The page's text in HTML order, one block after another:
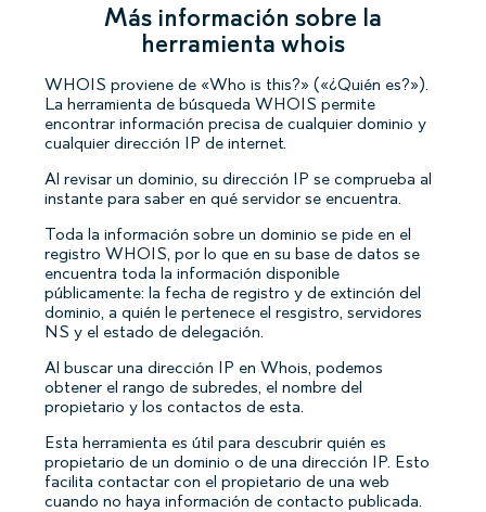
Más información sobre la
herramienta whois
WHOIS proviene de «Who is this?» («¿Quién es?»).
La herramienta de búsqueda WHOIS permite
encontrar información precisa de cualquier dominio y
cualquier dirección IP de internet.
Al revisar un dominio, su dirección IP se comprueba al
instante para saber en qué servidor se encuentra.
Toda la información sobre un dominio se pide en el
registro WHOIS, por lo que en su base de datos se
encuentra toda la información disponible
públicamente: la fecha de registro y de extinción del
dominio, a quién le pertenece el resgistro, servidores
NS y el estado de delegación.
Al buscar una dirección IP en Whois, podemos
obtener el rango de subredes, el nombre del
propietario y los contactos de esta.
Esta herramienta es útil para descubrir quién es
propietario de un dominio o de una dirección IP. Esto
facilita contactar con el propietario de una web
cuando no haya información de contacto publicada.